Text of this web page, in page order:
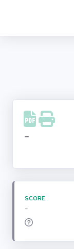
Facebook
Instagram
-
SCORE
-